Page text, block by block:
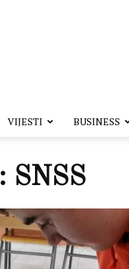
VIJESTI BUSINESS
SNSS